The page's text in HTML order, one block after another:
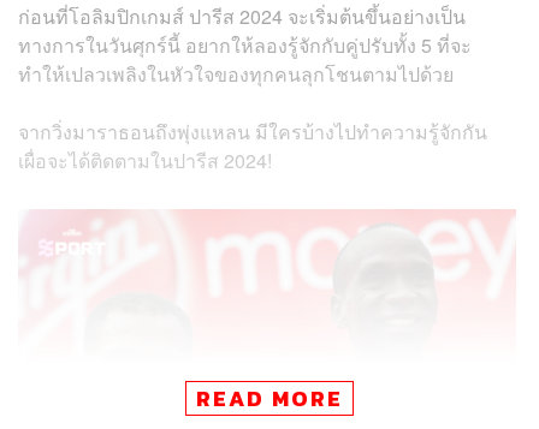
ก่อนที่โอลิมปิกเกมส์ ปารีส 2024 จะเริ่มต้นขึ้นอย่างเป็น
ทางการในวันศุกร์นี้ อยากให้ลองรู้จักกับคู่ปรับทั้ง 5 ที่จะ
ทำให้เปลวเพลิงในหัวใจของทุกคนลุกโชนตามไปด้วย
จากวิ่งมาราธอนถึงพุ่งแหลน มีใครบ้างไปทำความรู้จักกัน
เผื่อจะได้ติดตามในปารีส 2024!
READ MORE